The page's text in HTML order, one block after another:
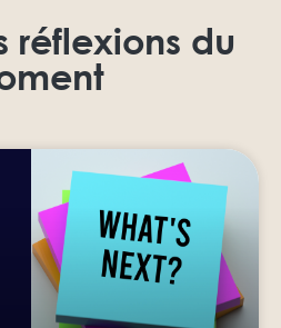
réflexions du